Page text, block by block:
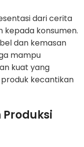
dari cerita
kepada konsumen.
dan kemasan
mampu
kuat yang
kecantikan